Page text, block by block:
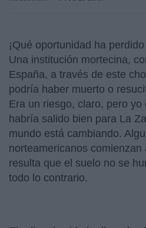
¡Qué oportunidad ha perdido
Una institución mortecina,
España, a través de este
podría haber muerto o
Era un riesgo, claro, pero yo
habría salido bien para La
mundo está cambiando.
norteamericanos
resulta que el suelo no se
todo lo contrario.